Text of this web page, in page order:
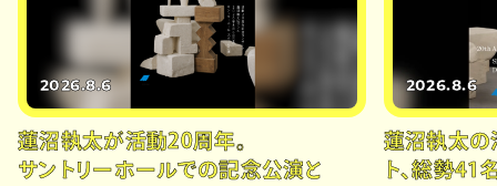
2026.8.6
蓮沼執太が活動20周年。
サントリーホールでの記念公演と
2026.8.6
蓮沼執太の
ト、総勢41